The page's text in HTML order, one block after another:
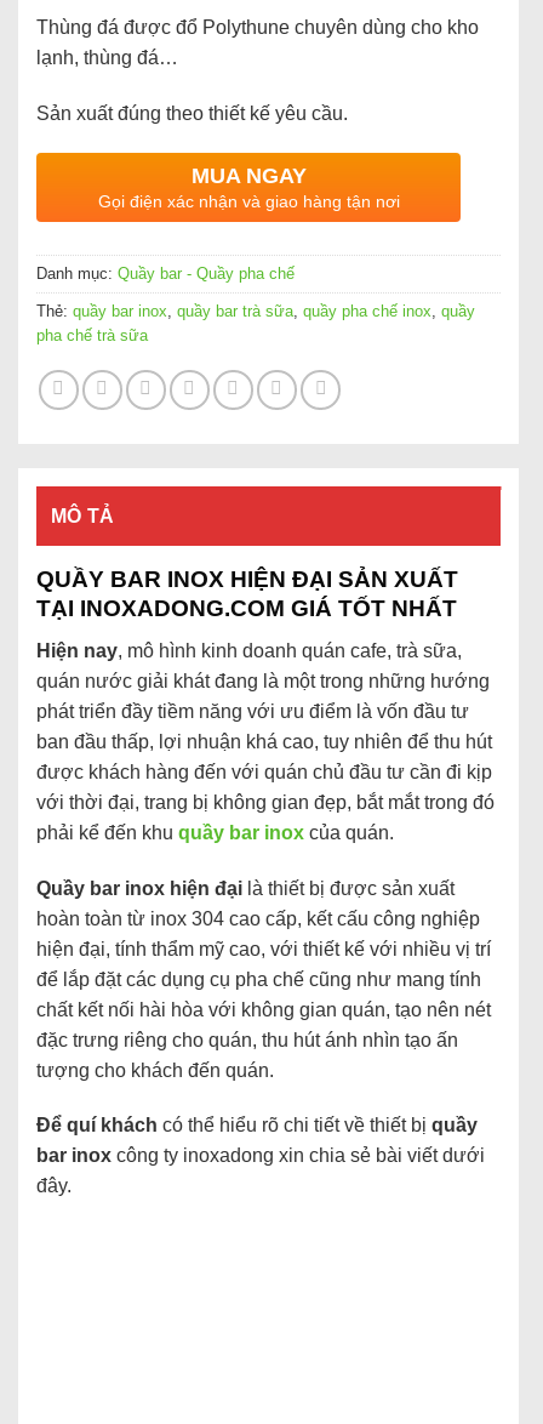
Thùng đá được đổ Polythune chuyên dùng cho kho
lạnh, thùng đá…
Sản xuất đúng theo thiết kế yêu cầu.
MUA NGAY
Gọi điện xác nhận và giao hàng tận nơi
Danh mục: Quầy bar - Quầy pha chế
Thẻ: quầy bar inox, quầy bar trà sữa, quầy pha chế inox, quầy
pha chế trà sữa
MÔ TẢ
QUẦY BAR INOX HIỆN ĐẠI SẢN XUẤT
TẠI INOXADONG.COM GIÁ TỐT NHẤT
Hiện nay, mô hình kinh doanh quán cafe, trà sữa,
quán nước giải khát đang là một trong những hướng
phát triển đầy tiềm năng với ưu điểm là vốn đầu tư
ban đầu thấp, lợi nhuận khá cao, tuy nhiên để thu hút
được khách hàng đến với quán chủ đầu tư cần đi kịp
với thời đại, trang bị không gian đẹp, bắt mắt trong đó
phải kể đến khu quầy bar inox của quán.
Quầy bar inox hiện đại là thiết bị được sản xuất
hoàn toàn từ inox 304 cao cấp, kết cấu công nghiệp
hiện đại, tính thẩm mỹ cao, với thiết kế với nhiều vị trí
để lắp đặt các dụng cụ pha chế cũng như mang tính
chất kết nối hài hòa với không gian quán, tạo nên nét
đặc trưng riêng cho quán, thu hút ánh nhìn tạo ấn
tượng cho khách đến quán.
Để quí khách có thể hiểu rõ chi tiết về thiết bị quầy
bar inox công ty inoxadong xin chia sẻ bài viết dưới
đây.